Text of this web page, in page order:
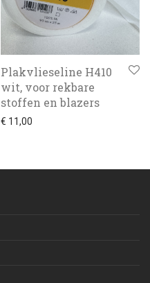
Plakvlieseline H410
wit, voor rekbare
stoffen en blazers
€ 11,00